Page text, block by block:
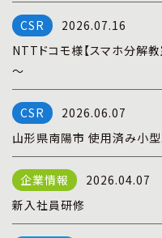
2026.07.16
NTTドコモ様【スマホ分解
～
2026.06.07
山形県南陽市 使用済み小
2026.04.07
新入社員研修